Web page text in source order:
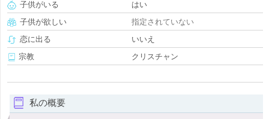
子供がいる
はい
子供が欲しい
指定されていない
恋に出る
いいえ
宗教
クリスチャン
私の概要